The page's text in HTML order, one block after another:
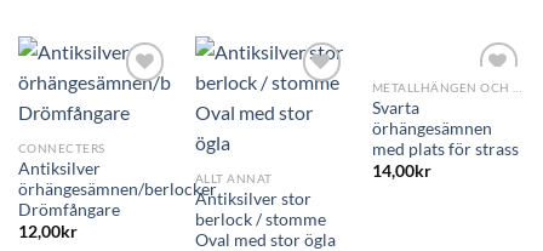
CONNECTERS
Antiksilver
örhängesämnen/berlocker
Drömfångare
12,00kr
ALLT ANNAT
Antiksilver stor
berlock / stomme
Oval med stor ögla
Svarta
örhängesämnen
med plats för strass
14,00kr